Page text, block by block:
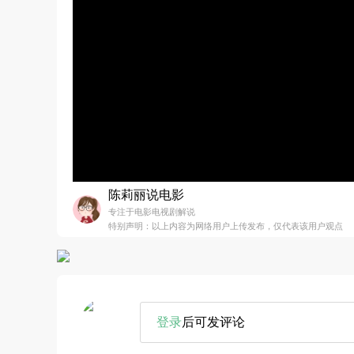
陈莉丽说电影
专注于电影电视剧解说
特别声明：以上内容为网络用户上传发布，仅代表该用户观点
登录后可发评论